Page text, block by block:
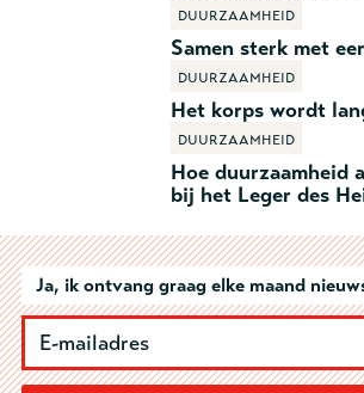
Samen sterk met
Duurzaamheid
Het korps wordt
Duurzaamheid
Hoe duurzaamheid
bij het Leger des
Duurzaamheid
Ja, ik ontvang graag elke maand